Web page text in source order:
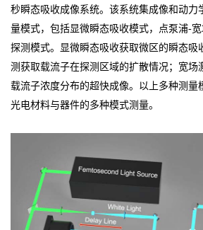
秒瞬态吸收成像系统。该系统集成像和动力
量模式，包括显微瞬态吸收模式，点泵浦-
探测模式。显微瞬态吸收获取微区的瞬态吸
测获取载流子在探测区域的扩散情况；宽场
载流子浓度分布的超快成像。以上多种测量
光电材料与器件的多种模式测量。